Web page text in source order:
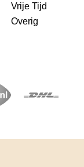
Vrije Tijd
Overig